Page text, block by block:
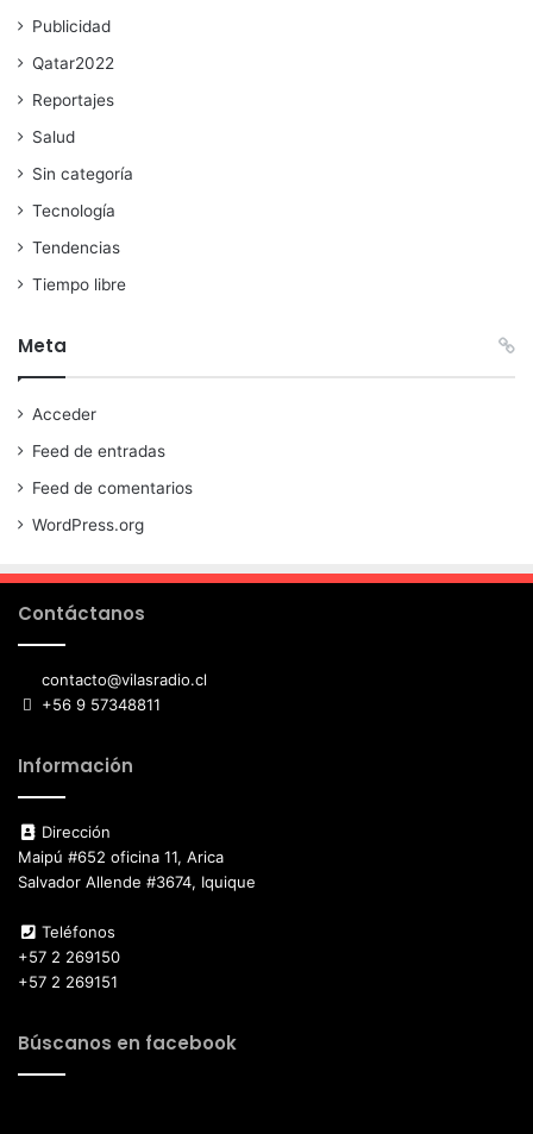
Publicidad
Qatar2022
Reportajes
Salud
Sin categoría
Tecnología
Tendencias
Tiempo libre
Meta
Acceder
Feed de entradas
Feed de comentarios
WordPress.org
Contáctanos
contacto@vilasradio.cl
+56 9 57348811
Información
Dirección
Maipú #652 oficina 11, Arica
Salvador Allende #3674, Iquique
Teléfonos
+57 2 269150
+57 2 269151
Búscanos en facebook